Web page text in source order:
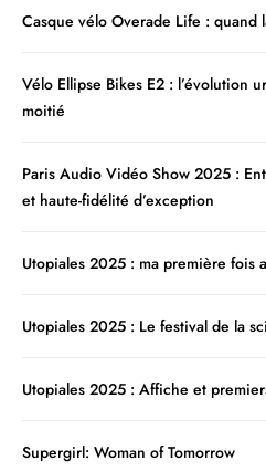
Casque vélo Overade Life :
Vélo Ellipse Bikes E2 : l’évolution
moitié
Paris Audio Vidéo Show 2025 :
et haute-fidélité d’exception
Utopiales 2025 : ma première fois
Utopiales 2025 : Le festival de la
Utopiales 2025 : Affiche et
Supergirl: Woman of Tomorrow